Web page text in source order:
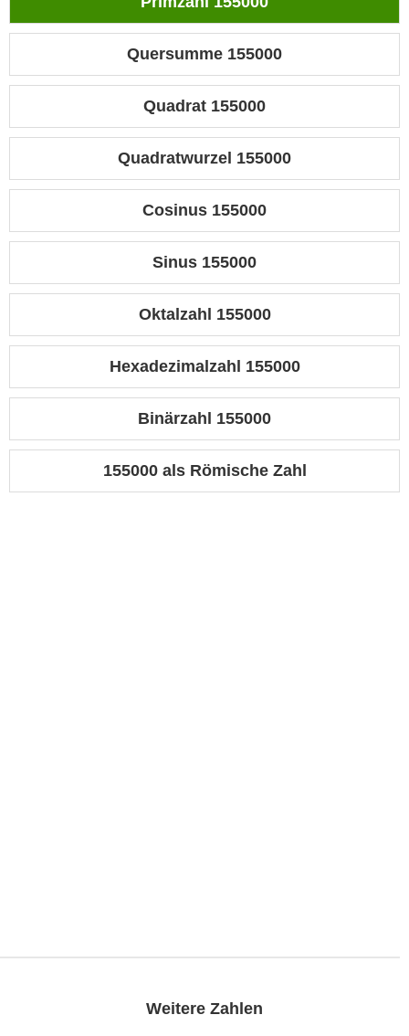
Quersumme 155000
Quadrat 155000
Quadratwurzel 155000
Cosinus 155000
Sinus 155000
Oktalzahl 155000
Hexadezimalzahl 155000
Binärzahl 155000
155000 als Römische Zahl
Weitere Zahlen